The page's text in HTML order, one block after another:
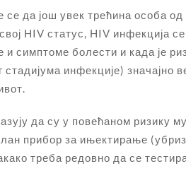
да још увек трећина особа
HIV статус, HIV инфекција се
и симптоме болести и када је
инфекције) значајно
да су у повећаном ризику
прибор за ињектирање
треба редовно да се